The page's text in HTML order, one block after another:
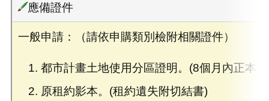
應備證件
一般申請：（請依申購類別檢附相關證件）
都市計畫土地使用分區證明。(8個月內正本)
原租約影本。(租約遺失附切結書)